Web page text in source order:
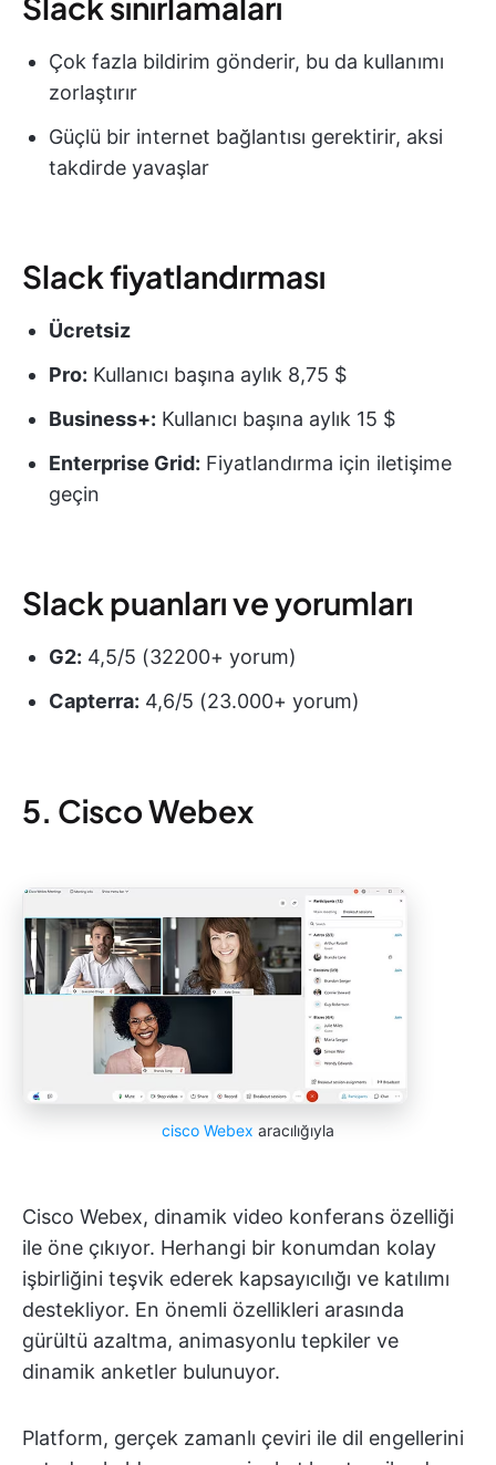
Çok fazla bildirim gönderir, bu da kullanımı
zorlaştırır
Güçlü bir internet bağlantısı gerektirir, aksi
takdirde yavaşlar
Slack fiyatlandırması
Ücretsiz
Pro: Kullanıcı başına aylık 8,75 $
Business+: Kullanıcı başına aylık 15 $
Enterprise Grid: Fiyatlandırma için iletişime
geçin
Slack puanları ve yorumları
G2: 4,5/5 (32200+ yorum)
Capterra: 4,6/5 (23.000+ yorum)
5. Cisco Webex
cisco Webex aracılığıyla
Cisco Webex, dinamik video konferans özelliği
ile öne çıkıyor. Herhangi bir konumdan kolay
işbirliğini teşvik ederek kapsayıcılığı ve katılımı
destekliyor. En önemli özellikleri arasında
gürültü azaltma, animasyonlu tepkiler ve
dinamik anketler bulunuyor.
Platform, gerçek zamanlı çeviri ile dil engellerini